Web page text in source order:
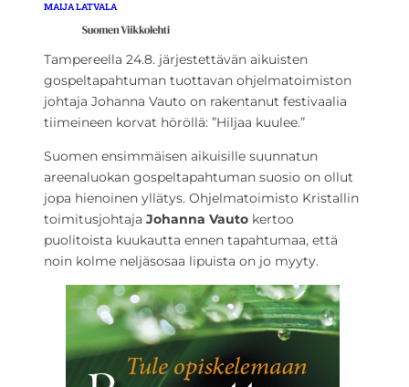
MAIJA LATVALA
Tampereella 24.8. järjestettävän aikuisten
gospeltapahtuman tuottavan ohjelmatoimiston
johtaja Johanna Vauto on rakentanut festivaalia
tiimeineen korvat höröllä: ”Hiljaa kuulee.”
Suomen ensimmäisen aikuisille suunnatun
areenaluokan gospeltapahtuman suosio on ollut
jopa hienoinen yllätys. Ohjelmatoimisto Kristallin
toimitusjohtaja Johanna Vauto kertoo
puolitoista kuukautta ennen tapahtumaa, että
noin kolme neljäsosaa lipuista on jo myyty.